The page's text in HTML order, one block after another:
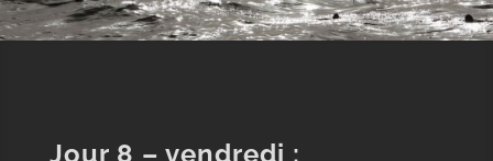
Jour 8 – vendredi :